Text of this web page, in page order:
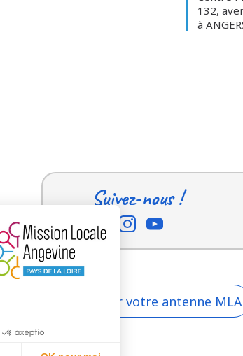
132,
à
Suivez-nous !
Trouver votre antenne MLA